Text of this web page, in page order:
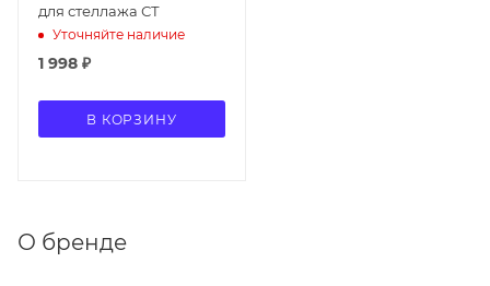
для стеллажа СТ
Уточняйте наличие
1 998 ₽
В КОРЗИНУ
О бренде